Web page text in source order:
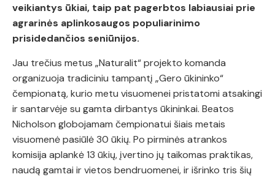
veikiantys ūkiai, taip pat pagerbtos labiausiai prie
agrarinės aplinkosaugos populiarinimo
prisidedančios seniūnijos.
Jau trečius metus „Naturalit“ projekto komanda
organizuoja tradiciniu tampantį „Gero ūkininko“
čempionatą, kurio metu visuomenei pristatomi atsakingi
ir santarvėje su gamta dirbantys ūkininkai. Beatos
Nicholson globojamam čempionatui šiais metais
visuomenė pasiūlė 30 ūkių. Po pirminės atrankos
komisija aplankė 13 ūkių, įvertino jų taikomas praktikas,
naudą gamtai ir vietos bendruomenei, ir išrinko tris šių